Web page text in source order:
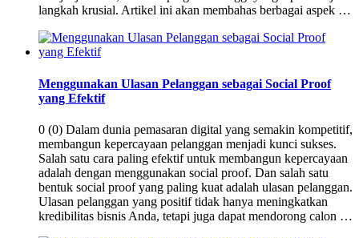
langkah krusial. Artikel ini akan membahas berbagai aspek …
Menggunakan Ulasan Pelanggan sebagai Social Proof
yang Efektif
0 (0) Dalam dunia pemasaran digital yang semakin kompetitif,
membangun kepercayaan pelanggan menjadi kunci sukses.
Salah satu cara paling efektif untuk membangun kepercayaan
adalah dengan menggunakan social proof. Dan salah satu
bentuk social proof yang paling kuat adalah ulasan pelanggan.
Ulasan pelanggan yang positif tidak hanya meningkatkan
kredibilitas bisnis Anda, tetapi juga dapat mendorong calon …